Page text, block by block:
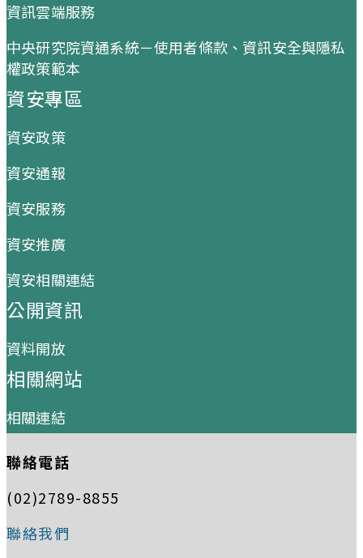
資訊雲端服務
中央研究院資通系統－使用者條款、資訊安全與隱私
權政策範本
資安專區
資安政策
資安通報
資安服務
資安推廣
資安相關連結
公開資訊
資料開放
相關網站
相關連結
聯絡電話
(02)2789-8855
聯絡我們